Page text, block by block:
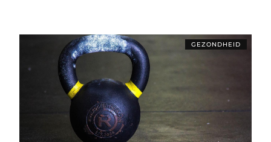
GEZONDHEID